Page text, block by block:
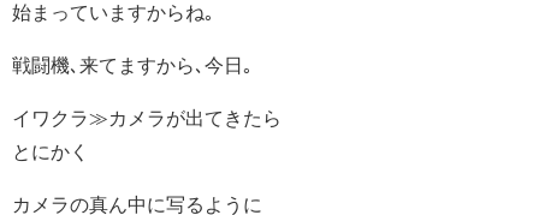
始まっていますからね｡
戦闘機､来てますから､今日｡
イワクラ≫カメラが出てきたら
とにかく
カメラの真ん中に写るように